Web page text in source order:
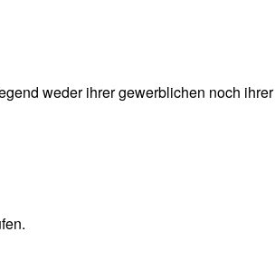
weder ihrer gewerblichen noch ihrer